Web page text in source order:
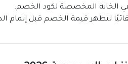
الخانة المخصصة لكود الخصم.
لتظهر قيمة الخصم قبل إتمام